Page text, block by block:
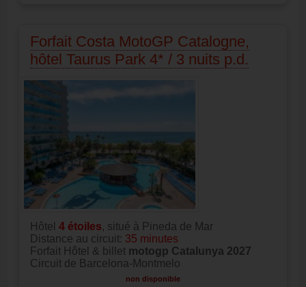
Forfait Costa MotoGP Catalogne,
hôtel Taurus Park 4* / 3 nuits p.d.
Hôtel 4 étoiles, situé à Pineda de Mar
Distance au circuit: 35 minutes
Forfait Hôtel & billet motogp Catalunya 2027
Circuit de Barcelona-Montmelo
non disponible